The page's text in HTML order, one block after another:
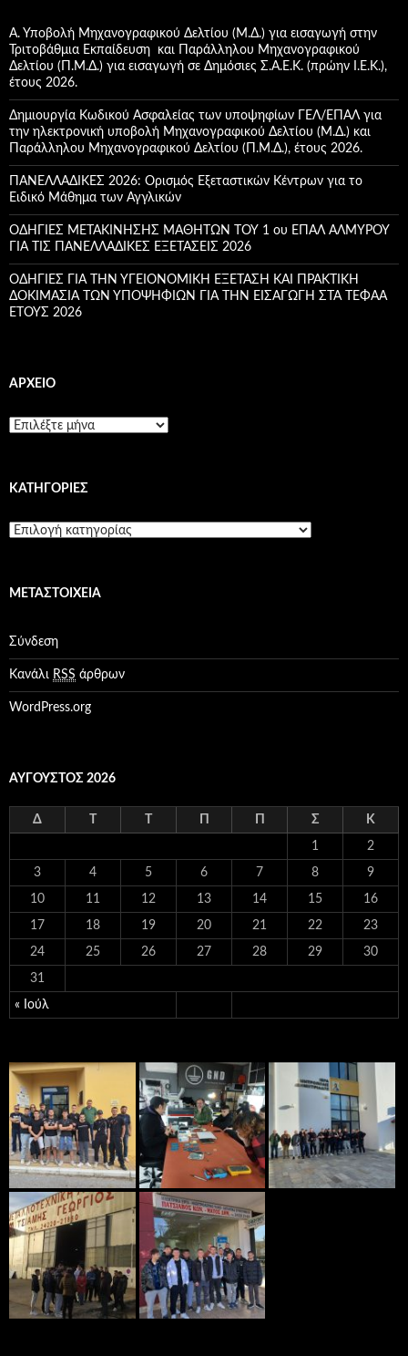
σ
η
γ
ι
α
:
Α. Υποβολή Μηχανογραφικού Δελτίου (Μ.Δ.) για εισαγωγή στην
Τριτοβάθμια Εκπαίδευση και Παράλληλου Μηχανογραφικού
Δελτίου (Π.Μ.Δ.) για εισαγωγή σε Δημόσιες Σ.Α.Ε.Κ. (πρώην Ι.Ε.Κ.),
έτους 2026.
Δημιουργία Κωδικού Ασφαλείας των υποψηφίων ΓΕΛ/ΕΠΑΛ για
την ηλεκτρονική υποβολή Μηχανογραφικού Δελτίου (Μ.Δ.) και
Παράλληλου Μηχανογραφικού Δελτίου (Π.Μ.Δ.), έτους 2026.
ΠΑΝΕΛΛΑΔΙΚΕΣ 2026: Ορισμός Εξεταστικών Κέντρων για το
Ειδικό Μάθημα των Αγγλικών
ΟΔΗΓΙΕΣ ΜΕΤΑΚΙΝΗΣΗΣ ΜΑΘΗΤΩΝ ΤΟΥ 1 ου ΕΠΑΛ ΑΛΜΥΡΟΥ
ΓΙΑ ΤΙΣ ΠΑΝΕΛΛΑΔΙΚΕΣ ΕΞΕΤΑΣΕΙΣ 2026
ΟΔΗΓΙΕΣ ΓΙΑ ΤΗΝ ΥΓΕΙΟΝΟΜΙΚΗ ΕΞΕΤΑΣΗ ΚΑΙ ΠΡΑΚΤΙΚΗ
ΔΟΚΙΜΑΣΙΑ ΤΩΝ ΥΠΟΨΗΦΙΩΝ ΓΙΑ ΤΗΝ ΕΙΣΑΓΩΓΗ ΣΤΑ ΤΕΦΑΑ
ETOYΣ 2026
ΑΡΧΕΊΟ
Α
ίKΑΤΗΓΟΡΊΕΣ
K
γ
ί
ε
ς
ΜΕΤΑΣΤΟΙΧΕΊΑ
Σύνδεση
Κανάλι RSS άρθρων
WordPress.org
ΑΎΓΟΥΣΤΟΣ 2026
Δ Τ Τ Π Π Σ Κ
« Ιούλ
1 2
3 4 5 6 7 8 9
10 11 12 13 14 15 16
17 18 19 20 21 22 23
24 25 26 27 28 29 30
31